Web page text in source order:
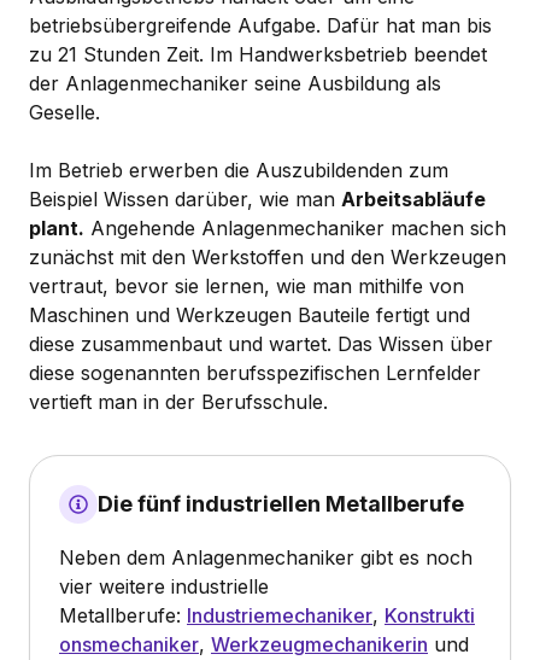
betriebsübergreifende Aufgabe. Dafür hat man bis
zu 21 Stunden Zeit. Im Handwerksbetrieb beendet
der Anlagenmechaniker seine Ausbildung als
Geselle.
Im Betrieb erwerben die Auszubildenden zum
Beispiel Wissen darüber, wie man Arbeitsabläufe
plant. Angehende Anlagenmechaniker machen sich
zunächst mit den Werkstoffen und den Werkzeugen
vertraut, bevor sie lernen, wie man mithilfe von
Maschinen und Werkzeugen Bauteile fertigt und
diese zusammenbaut und wartet. Das Wissen über
diese sogenannten berufsspezifischen Lernfelder
vertieft man in der Berufsschule.
Die fünf industriellen Metallberufe
Neben dem Anlagenmechaniker gibt es noch
vier weitere industrielle
Metallberufe: Industriemechaniker, Konstrukti
onsmechaniker, Werkzeugmechanikerin und